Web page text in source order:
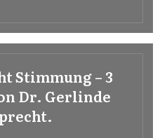
Stimmung – 3
Dr. Gerlinde